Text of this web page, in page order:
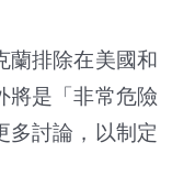
排除在美國和
將是「非常危險
多討論，以制定